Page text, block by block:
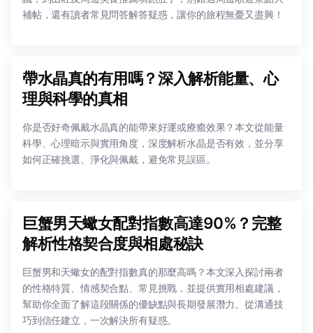
補帖，還有讀者常見問答解答疑惑，讓你的旅程無憂又盡興！
帶水晶真的有用嗎？深入解析能量、心
理與科學的真相
你是否好奇佩戴水晶真的能帶來好運或療癒效果？本文從能量
科學、心理暗示與實用角度，深度解析水晶是否有效，並分享
如何正確挑選、淨化與佩戴，避免常見誤區。
巨蟹男天蠍女配對指數高達90%？完整
解析性格契合度與相處秘訣
巨蟹男和天蠍女的配對指數真的那麼高嗎？本文深入探討兩者
的性格特質、情感契合點、常見挑戰，並提供實用相處建議，
幫助你全面了解這段關係的優缺點與長期發展潛力。從溝通技
巧到信任建立，一次解決所有疑惑。